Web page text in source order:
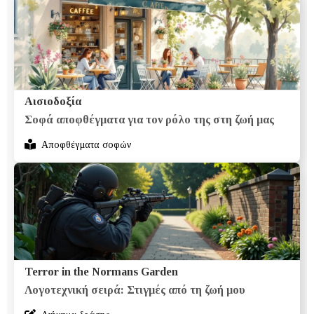
Αισιοδοξία
Σοφά αποφθέγματα για τον ρόλο της στη ζωή μας
Αποφθέγματα σοφών
Terror in the Normans Garden
Λογοτεχνική σειρά: Στιγμές από τη ζωή μου